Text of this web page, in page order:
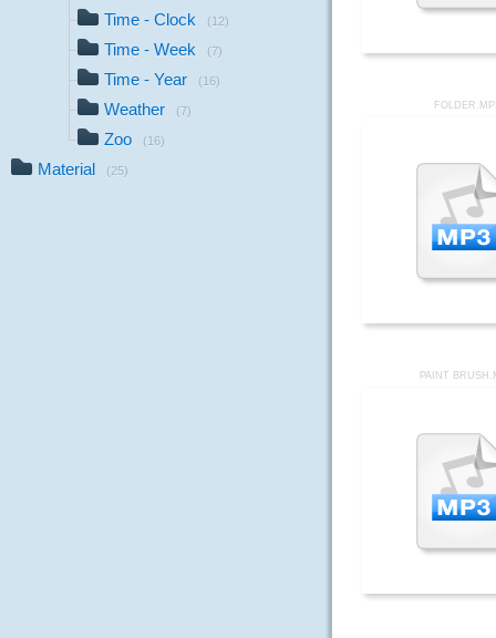
Time - Clock (12)
Time - Week (7)
Time - Year (16)
Weather (7)
Zoo (16)
Material (25)
PAINT